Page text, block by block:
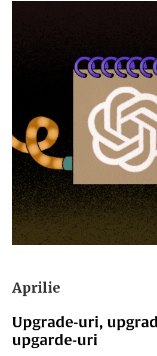
Aprilie
Upgrade-uri,
upgarde-uri